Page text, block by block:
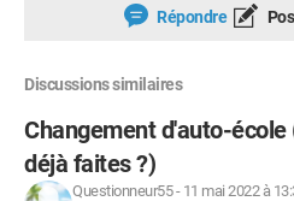
Répondre
Discussions similaires
Changement d'auto-
déjà faites ?)
Questionneur55- 11 mai 2022 à